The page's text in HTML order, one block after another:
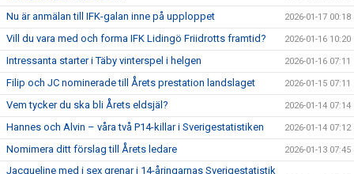
Nu är anmälan till IFK-galan inne på upploppet 2026-01-17 00:18
Vill du vara med och forma IFK Lidingö Friidrotts framtid? 2026-01-16 10:20
Intressanta starter i Täby vinterspel i helgen 2026-01-16 07:11
Filip och JC nominerade till Årets prestation landslaget 2026-01-15 07:11
Vem tycker du ska bli Årets eldsjäl? 2026-01-14 07:14
Hannes och Alvin – våra två P14-killar i Sverigestatistiken 2026-01-14 07:12
Nomimera ditt förslag till Årets ledare 2026-01-13 07:45
Jacqueline med i sex grenar i 14-åringarnas Sverigestatistik